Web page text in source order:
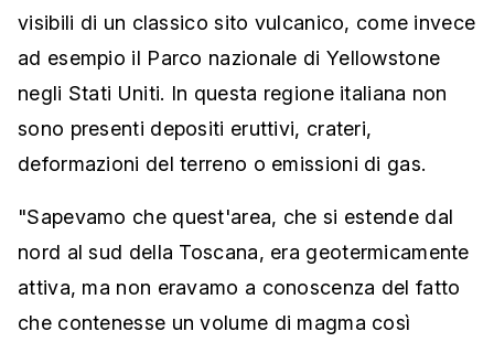
visibili di un classico sito vulcanico, come invece
ad esempio il Parco nazionale di Yellowstone
negli Stati Uniti. In questa regione italiana non
sono presenti depositi eruttivi, crateri,
deformazioni del terreno o emissioni di gas.
"Sapevamo che quest'area, che si estende dal
nord al sud della Toscana, era geotermicamente
attiva, ma non eravamo a conoscenza del fatto
che contenesse un volume di magma così